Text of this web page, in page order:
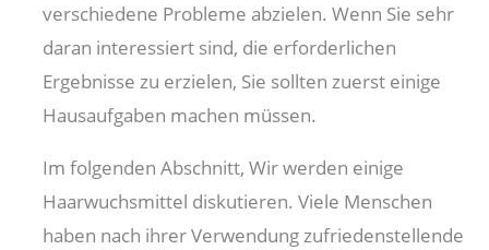
verschiedene Probleme abzielen. Wenn Sie sehr
daran interessiert sind, die erforderlichen
Ergebnisse zu erzielen, Sie sollten zuerst einige
Hausaufgaben machen müssen.
Im folgenden Abschnitt, Wir werden einige
Haarwuchsmittel diskutieren. Viele Menschen
haben nach ihrer Verwendung zufriedenstellende